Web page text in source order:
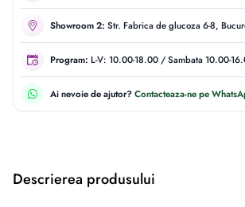
Showroom 2: Str. Fabrica de glucoza 6-8,
Program: L-V: 10.00-18.00 / Sambata 10.00-
Ai nevoie de ajutor?Contacteaza-ne pe
Descrierea produsului